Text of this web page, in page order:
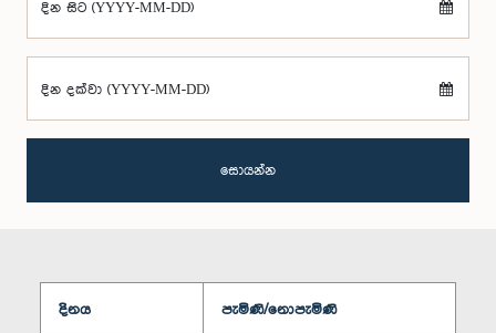
දින සිට (YYYY-MM-DD)
දින දක්වා (YYYY-MM-DD)
සොයන්න
දිනය පැමිණි/නොපැමිණි